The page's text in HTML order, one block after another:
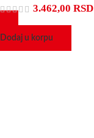
3.462,00 RSD
Dodaj u korpu